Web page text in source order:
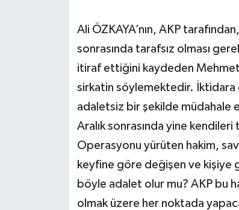
Ali ÖZKAYA’nın, AKP
sonrasında tarafsız olması
itiraf ettiğini kaydeden Mehmet
sirkatin söylemektedir. İktidara
adaletsiz bir şekilde müdahale
Aralık sonrasında yine
Operasyonu yürüten hakim,
keyfine göre değişen ve kişiye
böyle adalet olur mu? AKP bu
olmak üzere her noktada